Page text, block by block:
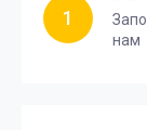
1
нам